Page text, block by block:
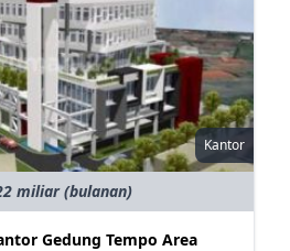
Kantor
miliar (bulanan)
Gedung Tempo Area